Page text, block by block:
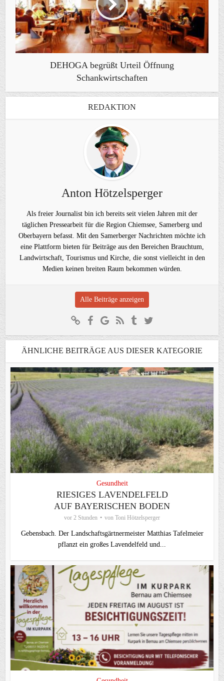
DEHOGA begrüßt Urteil Öffnung
Schankwirtschaften
REDAKTION
Anton Hötzelsperger
Als freier Journalist bin ich bereits seit vielen Jahren mit der
täglichen Pressearbeit für die Region Chiemsee, Samerberg und
Oberbayern befasst. Mit den Samerberger Nachrichten möchte ich
eine Plattform bieten für Beiträge aus den Bereichen Brauchtum,
Landwirtschaft, Tourismus und Kirche, die sonst vielleicht in den
Medien keinen breiten Raum bekommen würden.
Alle Beiträge anzeigen
ÄHNLICHE BEITRÄGE AUS DIESER KATEGORIE
Gesundheit
RIESIGES LAVENDELFELD
AUF BAYERISCHEN BODEN
vor 2 Stunden von Toni Hötzelsperger
Gebensbach. Der Landschaftsgärtnermeister Matthias Tafelmeier
pflanzt ein großes Lavendelfeld und...